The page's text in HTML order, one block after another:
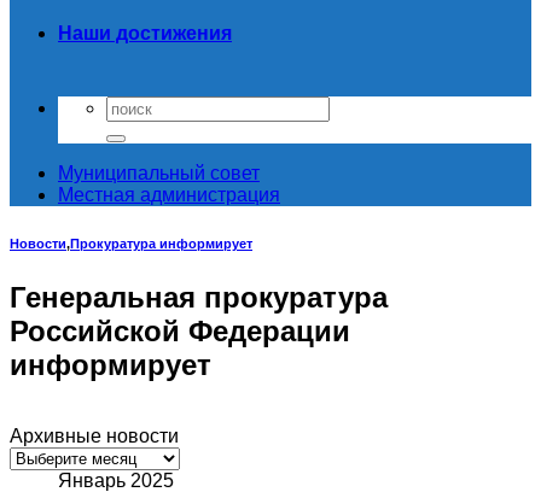
Наши достижения
Муниципальный совет
Местная администрация
Новости,Прокуратура информирует
Генеральная прокуратура
Российской Федерации
информирует
Архивные новости
Архивные
новостиЯнварь 2025